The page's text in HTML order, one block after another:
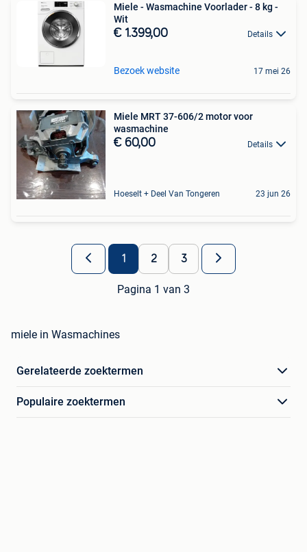
Miele - Wasmachine Voorlader - 8 kg -
Wit
€ 1.399,00 Details
Bezoek website 17 mei 26
Miele MRT 37-606/2 motor voor
wasmachine
€ 60,00 Details
Hoeselt + Deel Van Tongeren 23 jun 26
1 2 3
Pagina 1 van 3
miele in Wasmachines
Gerelateerde zoektermen
Populaire zoektermen